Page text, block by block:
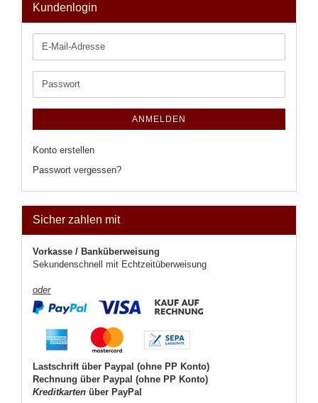
Kundenlogin
E-
Mail-
Adresse
Passwort
ANMELDEN
Konto erstellen
Passwort vergessen?
Sicher zahlen mit
Vorkasse / Banküberweisung
Sekundenschnell mit Echtzeitüberweisung
oder
Lastschrift über Paypal (ohne PP Konto)
Rechnung über Paypal (ohne PP Konto)
Kreditkarten über PayPal